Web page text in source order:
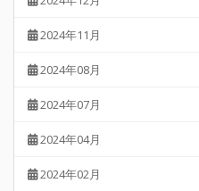
2024年11月
2024年08月
2024年07月
2024年04月
2024年02月